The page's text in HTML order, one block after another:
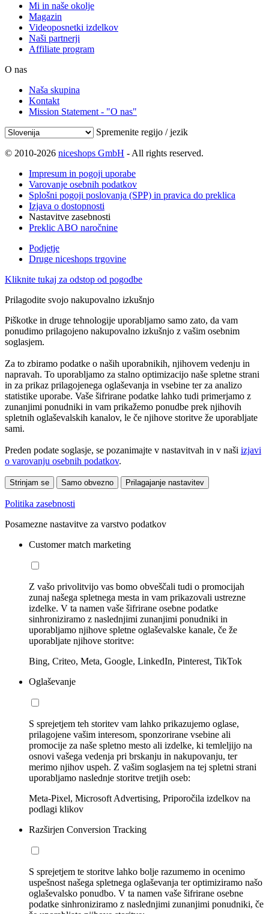
Mi in naše okolje
Magazin
Videoposnetki izdelkov
Naši partnerji
Affiliate program
O nas
Naša skupina
Kontakt
Mission Statement - "O nas"
Spremenite regijo / jezik
© 2010-2026 niceshops GmbH - All rights reserved.
Impresum in pogoji uporabe
Varovanje osebnih podatkov
Splošni pogoji poslovanja (SPP) in pravica do preklica
Izjava o dostopnosti
Nastavitve zasebnosti
Preklic ABO naročnine
Podjetje
Druge niceshops trgovine
Kliknite tukaj za odstop od pogodbe
Prilagodite svojo nakupovalno izkušnjo
Piškotke in druge tehnologije uporabljamo samo zato, da vam
ponudimo prilagojeno nakupovalno izkušnjo z vašim osebnim
soglasjem.
Za to zbiramo podatke o naših uporabnikih, njihovem vedenju in
napravah. To uporabljamo za stalno optimizacijo naše spletne strani
in za prikaz prilagojenega oglaševanja in vsebine ter za analizo
statistike uporabe. Vaše šifrirane podatke lahko tudi primerjamo z
zunanjimi ponudniki in vam prikažemo ponudbe prek njihovih
spletnih oglaševalskih kanalov, le če njihove storitve že uporabljate
sami.
Preden podate soglasje, se pozanimajte v nastavitvah in v naši izjavi
o varovanju osebnih podatkov.
Strinjam se Samo obvezno Prilagajanje nastavitev
Politika zasebnosti
Posamezne nastavitve za varstvo podatkov
Customer match marketing
Z vašo privolitvijo vas bomo obveščali tudi o promocijah
zunaj našega spletnega mesta in vam prikazovali ustrezne
izdelke. V ta namen vaše šifrirane osebne podatke
sinhroniziramo z naslednjimi zunanjimi ponudniki in
uporabljamo njihove spletne oglaševalske kanale, če že
uporabljate njihove storitve:
Bing, Criteo, Meta, Google, LinkedIn, Pinterest, TikTok
Oglaševanje
S sprejetjem teh storitev vam lahko prikazujemo oglase,
prilagojene vašim interesom, sponzorirane vsebine ali
promocije za naše spletno mesto ali izdelke, ki temleljijo na
osnovi vašega vedenja pri brskanju in nakupovanju, ter
merimo njihov uspeh. Z vašim soglasjem na tej spletni strani
uporabljamo naslednje storitve tretjih oseb:
Meta-Pixel, Microsoft Advertising, Priporočila izdelkov na
podlagi klikov
Razširjen Conversion Tracking
S sprejetjem te storitve lahko bolje razumemo in ocenimo
uspešnost našega spletnega oglaševanja ter optimiziramo našo
oglaševalsko ponudbo. V ta namen vaše šifrirane osebne
podatke sinhroniziramo z naslednjimi zunanjimi ponudniki, če